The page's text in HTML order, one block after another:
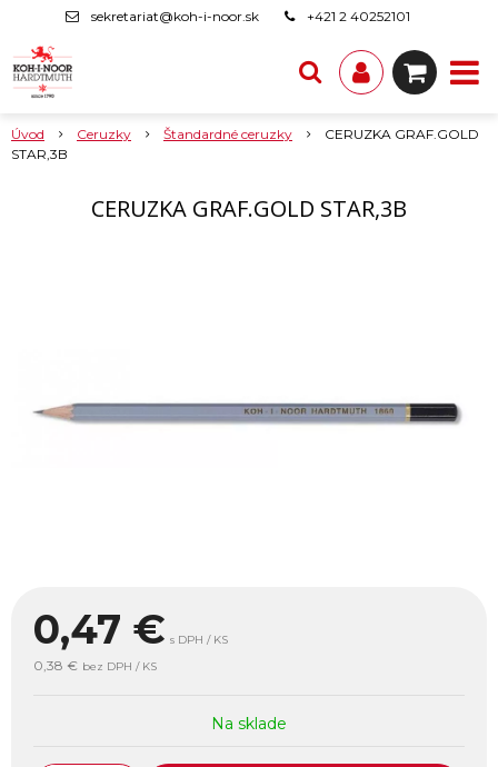
sekretariat@koh-i-noor.sk +421 2 40252101
Úvod Ceruzky Štandardné ceruzky
CERUZKA GRAF.GOLD
STAR,3B
CERUZKA GRAF.GOLD STAR,3B
0,47 € s DPH / KS
0,38 € bez DPH / KS
Na sklade